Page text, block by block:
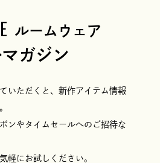
ルームウェア
ガジン
いただくと、新作アイテム情報
ンやタイムセールへのご招待な
軽にお試しください。